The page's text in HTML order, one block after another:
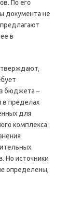
По его
документа не
в
бюджета –
в пределах
для
комплекса
Но источники
определены,